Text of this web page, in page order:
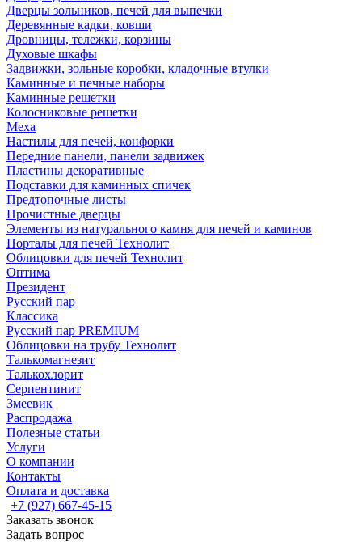
Дверцы зольников, печей для выпечки
Деревянные кадки, ковши
Дровницы, тележки, корзины
Духовые шкафы
Задвижки, зольные коробки, кладочные втулки
Каминные и печные наборы
Каминные решетки
Колосниковые решетки
Меха
Настилы для печей, конфорки
Передние панели, панели задвижек
Пластины декоративные
Подставки для каминных спичек
Предтопочные листы
Прочистные дверцы
Элементы из натурального камня для печей и каминов
Порталы для печей Технолит
Облицовки для печей Технолит
Оптима
Президент
Русский пар
Классика
Русский пар PREMIUM
Облицовки на трубу Технолит
Талькомагнезит
Талькохлорит
Серпентинит
Змеевик
Распродажа
Полезные статьи
Услуги
О компании
Контакты
Оплата и доставка
+7 (927) 667-45-15
Заказать звонок
Задать вопрос